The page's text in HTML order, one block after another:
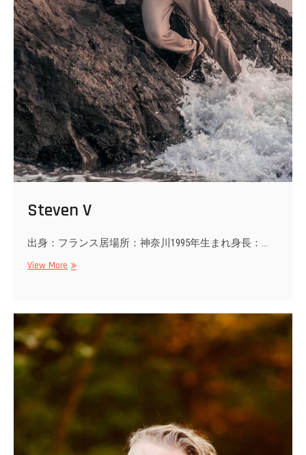
Steven V
出身：フランス居場所：神奈川1995年生まれ身長：…
View More Steven